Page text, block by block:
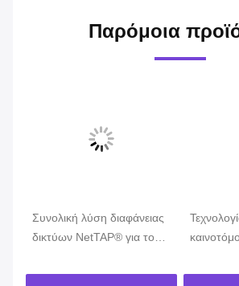
Παρόμοια
Συνολική λύση διαφάνειας
δικτύων NetTAP® για το
ελέγχου